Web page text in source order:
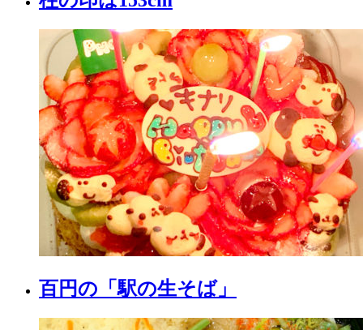
百円の「駅の生そば」